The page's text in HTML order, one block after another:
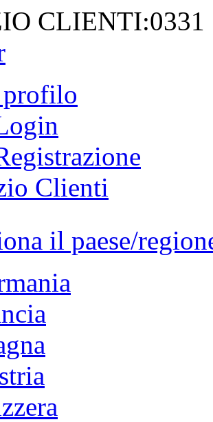
CLIENTI:0331
Clienti
il paese/